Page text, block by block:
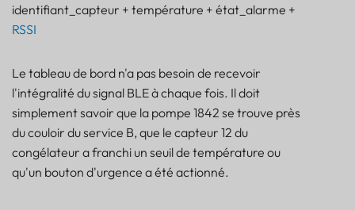
identifiant_capteur + température + état_alarme +
RSSI
Le tableau de bord n'a pas besoin de recevoir
l'intégralité du signal BLE à chaque fois. Il doit
simplement savoir que la pompe 1842 se trouve près
du couloir du service B, que le capteur 12 du
congélateur a franchi un seuil de température ou
qu'un bouton d'urgence a été actionné.